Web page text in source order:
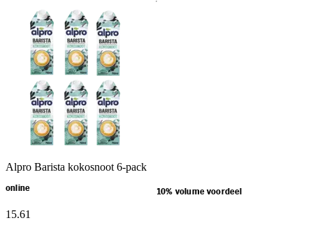
Alpro Barista kokosnoot 6-pack
online 10% volume voordeel
15.61